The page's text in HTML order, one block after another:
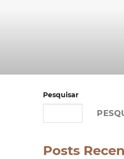
Pesquisar
Posts